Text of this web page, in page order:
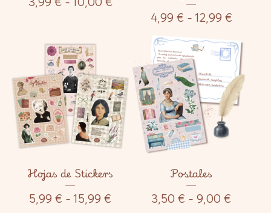
4,99 €- 12,99 €
Hojas de Stickers
5,99 € - 15,99 €
Postales
3,50 € - 9,00 €